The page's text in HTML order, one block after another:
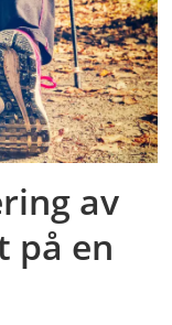
av
på en